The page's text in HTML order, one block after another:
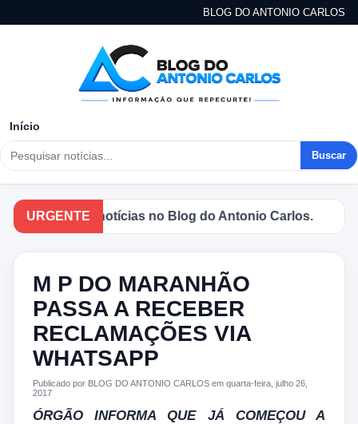
BLOG DO ANTONIO CARLOS
Início
Buscar
URGENTE
principais notícias no Blog do Antonio Carlos.
M P DO MARANHÃO
PASSA A RECEBER
RECLAMAÇÕES VIA
WHATSAPP
Publicado por BLOG DO ANTONIO CARLOS em quarta-feira, julho 26,
2017
ÓRGÃO INFORMA QUE JÁ COMEÇOU A